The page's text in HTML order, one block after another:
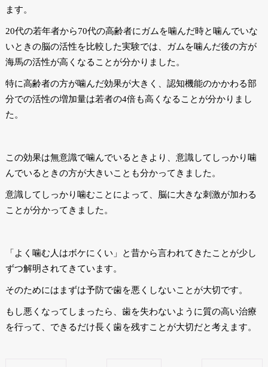
ます。
20代の若年者から70代の高齢者にガムを噛んだ時と噛んでいな
いときの脳の活性を比較した実験では、ガムを噛んだ後の方が
海馬の活性が高くなることが分かりました。
特に高齢者の方が噛んだ効果が大きく、認知機能のかかわる部
分での活性の増加量は若者の4倍も高くなることが分かりまし
た。
この効果は無意識で噛んでいるときより、意識してしっかり噛
んでいるときの方が大きいことも分かってきました。
意識してしっかり噛むことによって、脳に大きな刺激が加わる
ことが分かってきました。
「よく噛む人はボケにくい」と昔から言われてきたことが少し
ずつ解明されてきています。
そのためにはまずは予防で歯を悪くしないことが大切です。
もし悪くなってしまったら、歯を失わないように質の高い治療
を行って、できるだけ長く歯を残すことが大切だと考えます。